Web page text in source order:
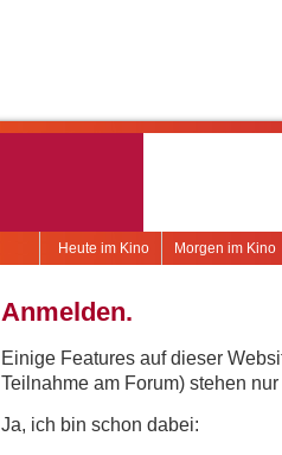
Morgen im Kino
Heute im Kino
Anmelden.
Einige Features auf dieser
Teilnahme am Forum) stehen
Ja, ich bin schon dabei: